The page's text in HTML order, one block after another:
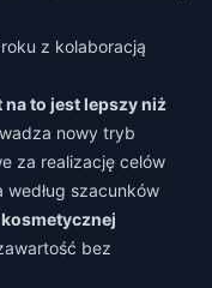
z kolaboracją
na to jest lepszy niż
nowy tryb
za realizację celów
szacunków
bez